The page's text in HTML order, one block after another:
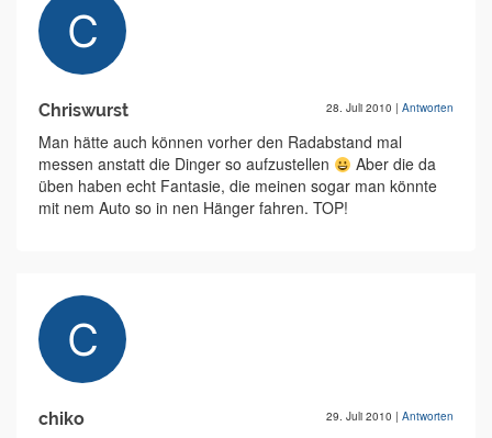
Chriswurst 28. Juli 2010 | Antworten
Man hätte auch können vorher den Radabstand mal
messen anstatt die Dinger so aufzustellen
Aber die da
üben haben echt Fantasie, die meinen sogar man könnte
mit nem Auto so in nen Hänger fahren. TOP!
chiko 29. Juli 2010 | Antworten